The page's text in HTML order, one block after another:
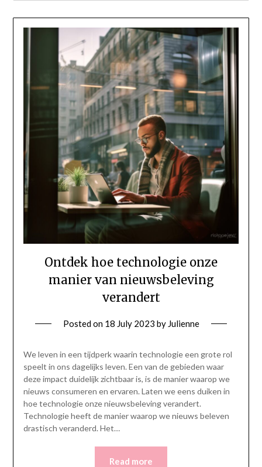
Ontdek hoe technologie onze
manier van nieuwsbeleving
verandert
Posted on 18 July 2023 by Julienne
We leven in een tijdperk waarin technologie een grote rol
speelt in ons dagelijks leven. Een van de gebieden waar
deze impact duidelijk zichtbaar is, is de manier waarop we
nieuws consumeren en ervaren. Laten we eens duiken in
hoe technologie onze nieuwsbeleving verandert.
Technologie heeft de manier waarop we nieuws beleven
drastisch veranderd. Het…
Read more